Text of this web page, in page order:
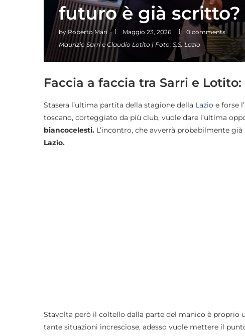
futuro è già scritto?
by Roberto Mari Maggio 23, 2026
0 comments
Maurizio Sarri e Claudio Lotito | Foto: S.S. Lazio
Faccia a faccia tra Sarri e
Stasera l’ultima partita della stagione della Lazio e forse
toscano, corteggiato da più club, vuole dare l’ultima
biancocelesti. L’incontro, che avverrà probabilmente
Lazio.
Stavolta però il coltello dalla parte del manico è proprio
tante situazioni incresciose, adesso vuole mettere il